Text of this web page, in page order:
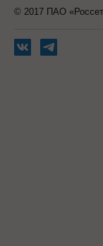
© 2017 ПАО